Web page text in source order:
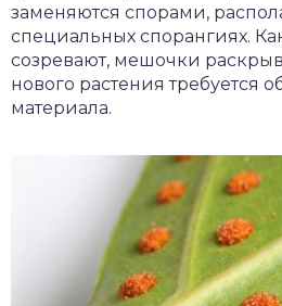
заменяются спорами,
специальных спорангиях.
созревают, мешочки
нового растения требуется
материала.